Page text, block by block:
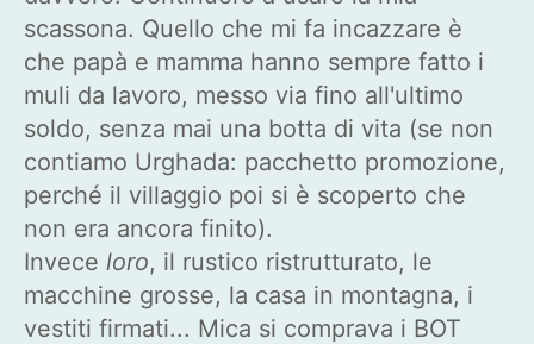
scassona. Quello che mi fa incazzare è
che papà e mamma hanno sempre fatto i
muli da lavoro, messo via fino all'ultimo
soldo, senza mai una botta di vita (se non
contiamo Urghada: pacchetto promozione,
perché il villaggio poi si è scoperto che
non era ancora finito).
Invece loro, il rustico ristrutturato, le
macchine grosse, la casa in montagna, i
vestiti firmati... Mica si comprava i BOT